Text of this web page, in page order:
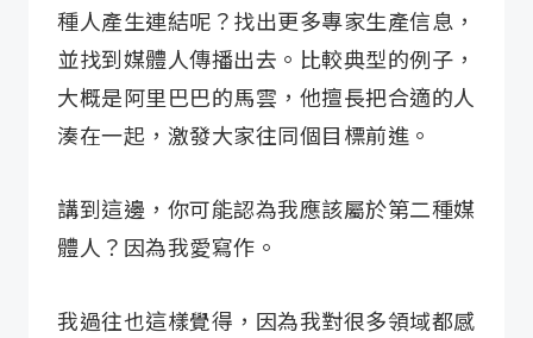
種人產生連結呢？找出更多專家生產信息，
並找到媒體人傳播出去。比較典型的例子，
大概是阿里巴巴的馬雲，他擅長把合適的人
湊在一起，激發大家往同個目標前進。
講到這邊，你可能認為我應該屬於第二種媒
體人？因為我愛寫作。
我過往也這樣覺得，因為我對很多領域都感